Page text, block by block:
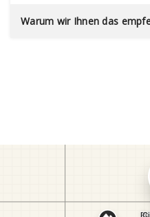
Warum wir Ihnen das